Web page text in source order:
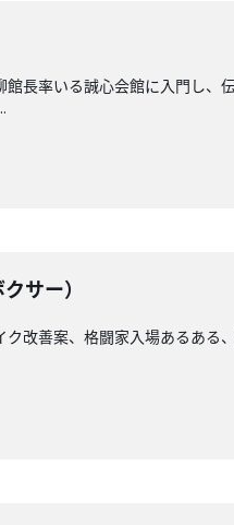
長率いる誠心会館に入門し
サー）
改善案、格闘家入場あるあ